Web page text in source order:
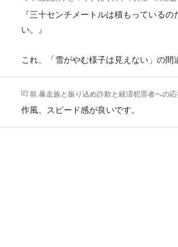
『三十センチメートルは積もっている
い。』
これ、「雪がやむ様子は見えない」の間
前.暴走族と振り込め詐欺と経済犯罪者への
作風、スピード感が良いです。